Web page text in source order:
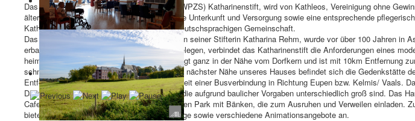
Das Wohn- und Pflegezentrum für Senioren (WPZS) Katharinenstift, wird von Kathleos, Vereinigung ohne
älteren Menschen eine ihrem Alter angepasste Unterkunft und Versorgung sowie eine entsprechende
Kathleos unterliegt den Bestimmungen der Deutschsprachigen Gemeinschaft.
Das Katharinenstift, benannt nach dem Namen seiner Stifterin Katharina Rehm, wurde vor über 100 Jahren in
erbaut. Mitten in einer schönen Parkanlage gelegen, verbindet das Katharinenstift die Anforderungen eines
heimischem Ambiente. Das Katharinenstift liegt ganz in der Nähe vom Dorfkern und ist mit 10km Entfernung
schnell erreichbarer und komfortabler Lage. In nächster Nähe unseres Hauses befindet sich die Gedenkstätte
Entfernung von etwa 300 Metern die Möglichkeit einer Busverbindung in Richtung Eupen bzw. Kelmis/ Vaals.
Das Haus ist unterteilt in drei Wohnbereiche, die aufgrund baulicher Vorgaben unterschiedlich groß sind. Das
Cafeteria und einen wunderschönen weitläufigen Park mit Bänken, die zum Ausruhen und Verweilen einladen.
bieten wir regelmäßige Ausfahrten und Ausflüge sowie verschiedene Animationsangebote an.